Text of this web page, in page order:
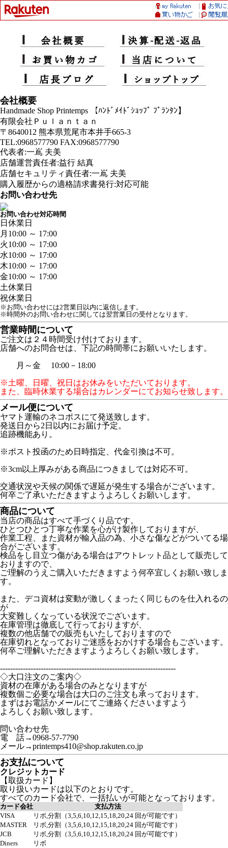
会社概要
Handmade Shop Printemps 【ﾊﾝﾄﾞﾒｲﾄﾞｼｮｯﾌﾟ ﾌﾟﾗﾝﾀﾝ】
有限会社Ｐｕｌａｎｔａｎ
〒8640012 熊本県荒尾市本井手665-3
TEL:0968577790 FAX:0968577790
代表者:一嶌 夫美
店舗運営責任者:益行 結真
店舗セキュリティ責任者:一嶌 夫美
購入履歴からの適格請求書発行:対応可能
お問い合わせ先
お問い合わせ対応時間
日 休業日
月 10:00 ～ 17:00
火10:00 ～ 17:00
水10:00 ～ 17:00
木10:00 ～ 17:00
金10:00 ～ 17:00
土休業日
祝休業日
※お問い合わせには2営業日以内に返信します。
※時間外のお問い合わせに関しては翌営業日の受付となります。
営業時間について
ご注文は２４時間受け付けております。
店舗へのお問合せは、下記の時間帯にお願いいたします。
月～金 10:00－18:00
※土曜、日曜、祝日はお休みをいただいております。
また、臨時休業する場合はカレンダーにてお知らせ致します。
メール便について
ヤマト運輸のネコポスにて発送致します。
発送日から2日以内にお届け予定。
追跡機能あり。
※ポスト投函のため日時指定、代金引換は不可。
※3cm以上厚みがある商品につきましては対応不可。
交通状況や天候の関係で遅延が発生する場合がございます。
何卒ご了承いただきますようよろしくお願いします。
商品について
当店の商品はすべて手づくり品です。
ひとつひとつ丁寧な作業を心がけ製作しておりますが、
作業工程、また資材が輸入品の為、小さな傷などがついてる場
合がございます。
検品をし目立つ傷がある場合はアウトレット品として販売して
おりますので、
ご理解のうえご購入いただきますよう何卒宜しくお願い致しま
す。
また、デコ資材は変動が激しくまったく同じものを仕入れるの
が
大変難しくなっている状況でございます。
在庫管理は徹底して行っておりますが、
複数の他店舗での販売もいたしておりますので
在庫切れとなっておりご迷惑をおかけする場合もございます。
何卒ご理解いただきますようよろしくお願い致します。
---------------------------------------------------------------------
◇大口注文のご案内◇
資材の在庫がある場合のみとなりますが
複数個ご必要な場合は大口のご注文も承っております。
まずはお電話かメールにてご連絡くださいますよう
よろしくお願い致します。
問い合わせ先
電 話→0968-57-7790
メール→printemps410@shop.rakuten.co.jp
お支払について
クレジットカード
【取扱カード】
取り扱いカードは以下のとおりです。
すべてのカード会社で、一括払いが可能となっております。
カード会社
支払方法
VISA
リボ,分割（3,5,6,10,12,15,18,20,24 回が可能です）
MASTER
リボ,分割（3,5,6,10,12,15,18,20,24 回が可能です）
JCB
リボ,分割（3,5,6,10,12,15,18,20,24 回が可能です）
Diners
リボ